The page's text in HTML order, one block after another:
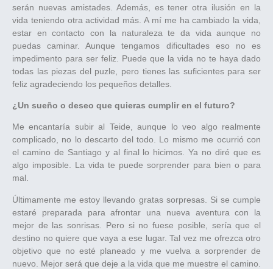
serán nuevas amistades. Además, es tener otra ilusión en la
vida teniendo otra actividad más. A mí me ha cambiado la vida,
estar en contacto con la naturaleza te da vida aunque no
puedas caminar. Aunque tengamos dificultades eso no es
impedimento para ser feliz. Puede que la vida no te haya dado
todas las piezas del puzle, pero tienes las suficientes para ser
feliz agradeciendo los pequeños detalles.
¿Un sueño o deseo que quieras cumplir en el futuro?
Me encantaría subir al Teide, aunque lo veo algo realmente
complicado, no lo descarto del todo. Lo mismo me ocurrió con
el camino de Santiago y al final lo hicimos. Ya no diré que es
algo imposible. La vida te puede sorprender para bien o para
mal.
Últimamente me estoy llevando gratas sorpresas. Si se cumple
estaré preparada para afrontar una nueva aventura con la
mejor de las sonrisas. Pero si no fuese posible, sería que el
destino no quiere que vaya a ese lugar. Tal vez me ofrezca otro
objetivo que no esté planeado y me vuelva a sorprender de
nuevo. Mejor será que deje a la vida que me muestre el camino.